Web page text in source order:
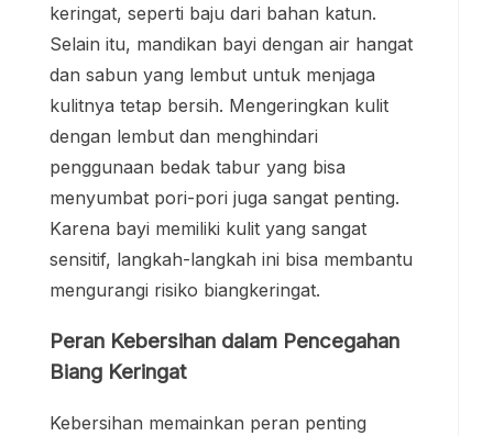
keringat, seperti baju dari bahan katun.
Selain itu, mandikan bayi dengan air hangat
dan sabun yang lembut untuk menjaga
kulitnya tetap bersih. Mengeringkan kulit
dengan lembut dan menghindari
penggunaan bedak tabur yang bisa
menyumbat pori-pori juga sangat penting.
Karena bayi memiliki kulit yang sangat
sensitif, langkah-langkah ini bisa membantu
mengurangi risiko biangkeringat.
Peran Kebersihan dalam Pencegahan
Biang Keringat
Kebersihan memainkan peran penting